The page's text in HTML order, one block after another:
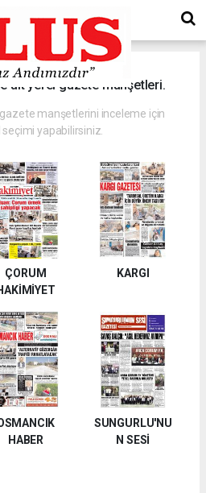
ait yerel gazete manşetleri.
manşetlerini inceleme için
seçimi yapabilirsiniz.
ÇORUM
KARGI
HABER
SUNGURLU'NU
N SESİ